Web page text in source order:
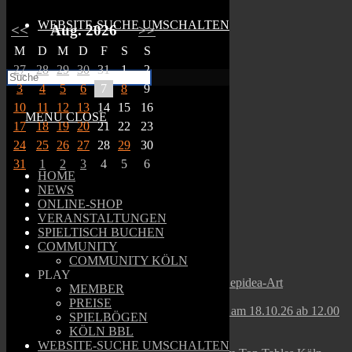
WEBSITE-SUCHE UMSCHALTEN
MENU CLOSE
HOME
NEWS
ONLINE-SHOP
VERANSTALTUNGEN
SPIELTISCH BUCHEN
COMMUNITY
COMMUNITY KÖLN
PLAY
MEMBER
PREISE
SPIELBÖGEN
KÖLN BBL
WEBSITE-SUCHE UMSCHALTEN
<< Aug. 2026 >>
M D M D F S
S
27
28 29 30 31 1
2
3
4 5 6 7 8
9
10
11 12 13 14 15
16
17
18 19 20 21 22
23
24
25 26 27 28 29
30
31
1 2 3 4 5 6
Facebook
Latest News
Beginner Malkurs im Top Tables mit Sepidea-Art
Top Tables Newsletter August 2026
13. Tabletop Flohmarkt im Top Tables am 18.10.26 ab 12.00
Top Tables Newsletter Juli 2026